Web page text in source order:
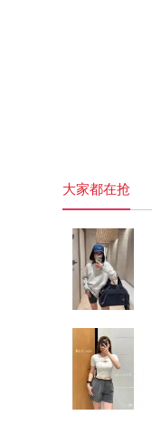
大家都在抢